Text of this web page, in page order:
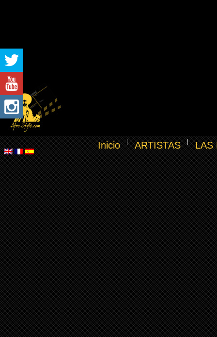
Inicio ARTISTAS LAS